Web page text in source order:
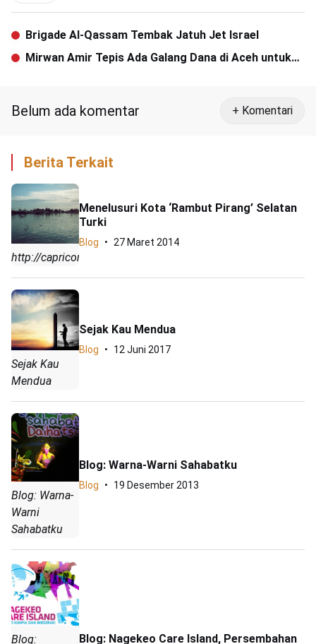
Brigade Al-Qassam Tembak Jatuh Jet Israel
Mirwan Amir Tepis Ada Galang Dana di Aceh untuk
Belum ada komentar + Komentari
Berita Terkait
http://capricorn92.wordpress.com/
Menelusuri Kota ‘Rambut Pirang’ Selatan
Turki
Blog 27 Maret 2014
Sejak Kau
Mendua
Sejak Kau Mendua
Blog 12 Juni 2017
Blog: Warna-
Warni
Sahabatku
Blog: Warna-Warni Sahabatku
Blog 19 Desember 2013
Blog: Blog: Nagekeo Care Island, Persembahan